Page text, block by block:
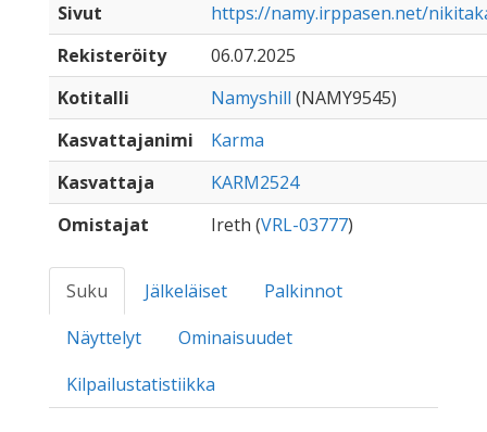
Sivut
https://namy.irppasen.net/
Rekisteröity
06.07.2025
Kotitalli
Namyshill (NAMY9545)
Kasvattajanimi
Karma
Kasvattaja
KARM2524
Omistajat
Ireth (VRL-03777)
Suku Jälkeläiset
Palkinnot
Näyttelyt
Ominaisuudet
Kilpailustatistiikka